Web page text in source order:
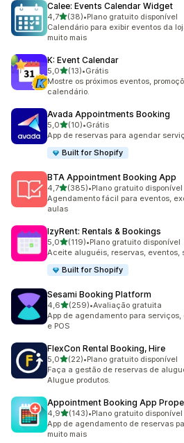
Calee: Events Calendar Widget
4,7de 5 estrelas
(38)
38 avaliações ao todo
•Plano gratuito disponível
Calendário para exibir eventos da
muito mais
K: Event Calendar
5,0de 5 estrelas
(13)
13 avaliações ao todo
•Grátis
Mostre os próximos eventos,
calendário.
Avada Appointments Booking
5,0de 5 estrelas
(10)
10 avaliações ao todo
•Grátis
App de reservas para agendar
Built for Shopify
BTA Appointment Booking App
4,7de 5 estrelas
(385)
385 avaliações ao todo
•Plano gratuito disponível
Agendamento fácil para eventos,
aulas
IzyRent: Rentals & Bookings
5,0de 5 estrelas
(119)
119 avaliações ao todo
•Plano gratuito disponível
Aceite aluguéis, reservas, eventos,
Built for Shopify
Sesami Booking Platform
4,6de 5 estrelas
(259)
259 avaliações ao todo
•Avaliação gratuita
App de agendamento para
e POS
FlexCon Rental Booking, Hire
5,0de 5 estrelas
(22)
22 avaliações ao todo
•Plano gratuito disponível
Faça a gestão de reservas de
Alugue produtos.
Appointment Booking App
4,9de 5 estrelas
(143)
143 avaliações ao todo
•Plano gratuito disponível
App de agendamento de reservas
muito mais